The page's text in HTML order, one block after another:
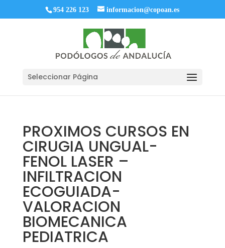
954 226 123 informacion@copoan.es
Seleccionar Página
PROXIMOS CURSOS EN
CIRUGIA UNGUAL-
FENOL LASER –
INFILTRACION
ECOGUIADA-
VALORACION
BIOMECANICA
PEDIATRICA